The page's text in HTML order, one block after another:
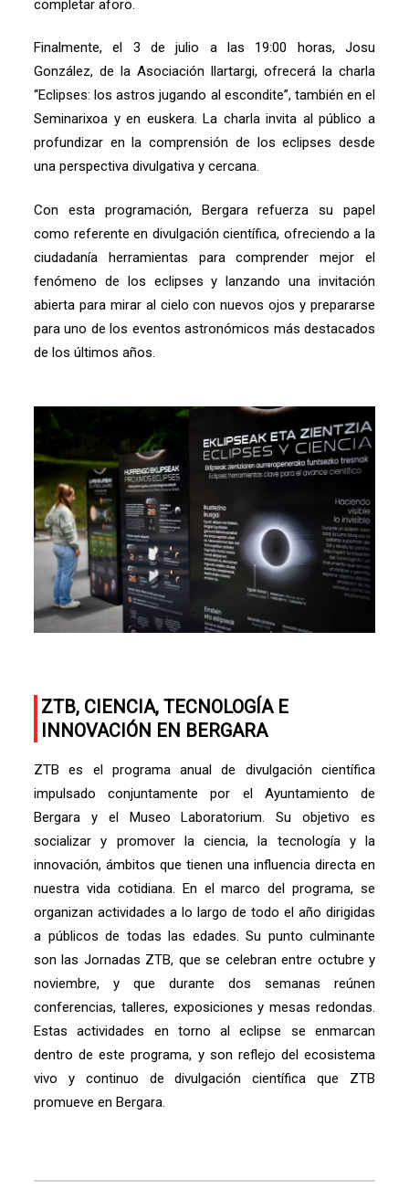
completar aforo.
Finalmente, el 3 de julio a las 19:00 horas, Josu
González, de la Asociación Ilartargi, ofrecerá la charla
“Eclipses: los astros jugando al escondite”, también en el
Seminarixoa y en euskera. La charla invita al público a
profundizar en la comprensión de los eclipses desde
una perspectiva divulgativa y cercana.
Con esta programación, Bergara refuerza su papel
como referente en divulgación científica, ofreciendo a la
ciudadanía herramientas para comprender mejor el
fenómeno de los eclipses y lanzando una invitación
abierta para mirar al cielo con nuevos ojos y prepararse
para uno de los eventos astronómicos más destacados
de los últimos años.
ZTB, CIENCIA, TECNOLOGÍA E
INNOVACIÓN EN BERGARA
ZTB es el programa anual de divulgación científica
impulsado conjuntamente por el Ayuntamiento de
Bergara y el Museo Laboratorium. Su objetivo es
socializar y promover la ciencia, la tecnología y la
innovación, ámbitos que tienen una influencia directa en
nuestra vida cotidiana. En el marco del programa, se
organizan actividades a lo largo de todo el año dirigidas
a públicos de todas las edades. Su punto culminante
son las Jornadas ZTB, que se celebran entre octubre y
noviembre, y que durante dos semanas reúnen
conferencias, talleres, exposiciones y mesas redondas.
Estas actividades en torno al eclipse se enmarcan
dentro de este programa, y son reflejo del ecosistema
vivo y continuo de divulgación científica que ZTB
promueve en Bergara.